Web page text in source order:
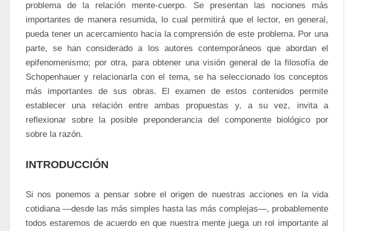
problema de la relación mente-cuerpo. Se presentan las nociones más
importantes de manera resumida, lo cual permitirá que el lector, en general,
pueda tener un acercamiento hacia la comprensión de este problema. Por una
parte, se han considerado a los autores contemporáneos que abordan el
epifenomenismo; por otra, para obtener una visión general de la filosofía de
Schopenhauer y relacionarla con el tema, se ha seleccionado los conceptos
más importantes de sus obras. El examen de estos contenidos permite
establecer una relación entre ambas propuestas y, a su vez, invita a
reflexionar sobre la posible preponderancia del componente biológico por
sobre la razón.
INTRODUCCIÓN
Si nos ponemos a pensar sobre el origen de nuestras acciones en la vida
cotidiana —desde las más simples hasta las más complejas—, probablemente
todos estaremos de acuerdo en que nuestra mente juega un rol importante al